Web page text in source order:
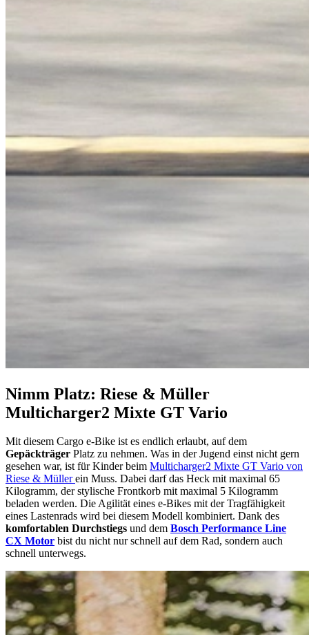
Nimm Platz: Riese & Müller
Multicharger2 Mixte GT Vario
Mit diesem Cargo e-Bike ist es endlich erlaubt, auf dem
Gepäckträger Platz zu nehmen. Was in der Jugend einst nicht gern
gesehen war, ist für Kinder beim Multicharger2 Mixte GT Vario von
Riese & Müllerein Muss. Dabei darf das Heck mit maximal 65
Kilogramm, der stylische Frontkorb mit maximal 5 Kilogramm
beladen werden. Die Agilität eines e-Bikes mit der Tragfähigkeit
eines Lastenrads wird bei diesem Modell kombiniert. Dank des
komfortablen Durchstiegs und dem Bosch Performance Line
CX Motor bist du nicht nur schnell auf dem Rad, sondern auch
schnell unterwegs.